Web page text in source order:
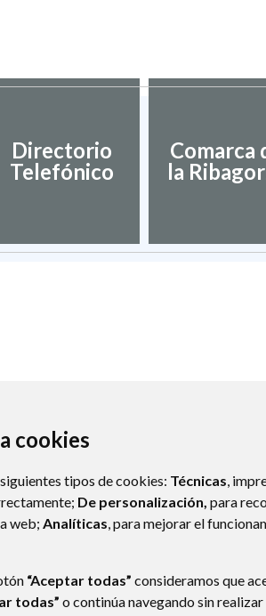
cookies
tipos de cookies: Técnicas,
De personalización, para
web; Analíticas, para mejorar el
“Aceptar todas” consideramos que
todas” o continúa navegando sin
Directorio
Telefónico
Comarca
la